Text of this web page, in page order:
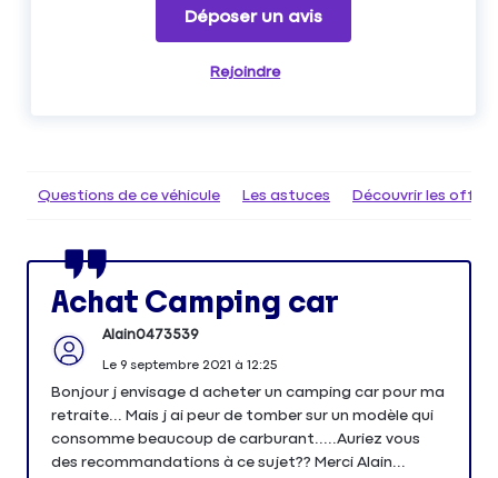
Déposer un avis
Rejoindre
Questions de ce véhicule Les astuces Découvrir les
Achat Camping car
Alain0473539
Le 9 septembre 2021 à 12:25
Bonjour j envisage d acheter un camping car pour ma
retraite... Mais j ai peur de tomber sur un modèle qui
consomme beaucoup de carburant.....Auriez vous
des recommandations à ce sujet?? Merci Alain...